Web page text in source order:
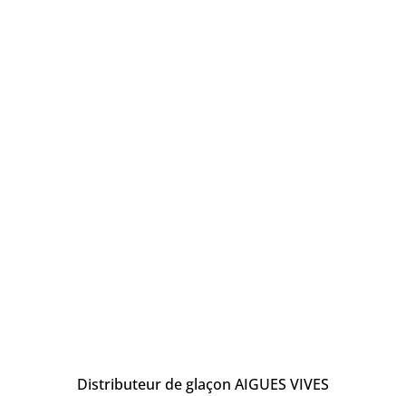
Distributeur de glaçon AIGUES VIVES